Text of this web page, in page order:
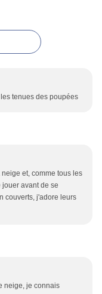
tenues des poupées
et, comme tous les
avant de se
couverts, j'adore leurs
neige, je connais